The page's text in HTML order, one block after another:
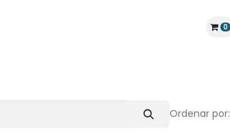
0
Ordenar por: